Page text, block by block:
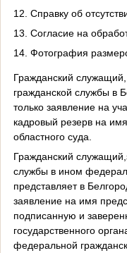
12. Справку об
13. Согласие на
14. Фотография
Гражданский
гражданской службы в
только заявление на
кадровый резерв на
областного суда.
Гражданский
службы в ином
представляет в
заявление на имя
подписанную и
государственного
федеральной